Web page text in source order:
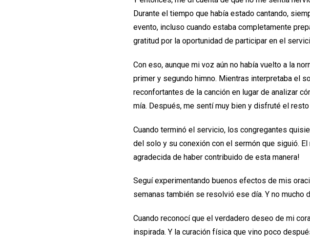
Durante el tiempo que había estado cantando,
evento, incluso cuando estaba completamente
gratitud por la oportunidad de participar en el
Con eso, aunque mi voz aún no había vuelto a la
primer y segundo himno. Mientras interpretaba el
reconfortantes de la canción en lugar de analizar
mía. Después, me sentí muy bien y disfruté el
Cuando terminó el servicio, los congregantes
del solo y su conexión con el sermón que siguió.
agradecida de haber contribuido de esta manera!
Seguí experimentando buenos efectos de mis
semanas también se resolvió ese día. Y no
Cuando reconocí que el verdadero deseo de mi
inspirada. Y la curación física que vino poco